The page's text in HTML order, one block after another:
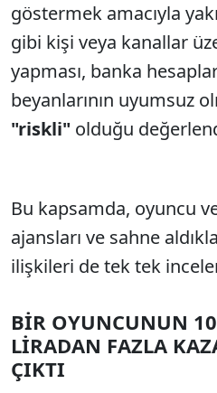
göstermek amacıyla
gibi kişi veya kanallar
yapması, banka
beyanlarının uyumsuz
"riskli" olduğu
Bu kapsamda, oyuncu
ajansları ve sahne
ilişkileri de tek tek
BİR OYUNCUNUN
LİRADAN FAZLA
ÇIKTI